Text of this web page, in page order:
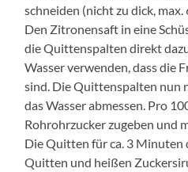
schneiden (nicht zu dick,
Den Zitronensaft in eine
die Quittenspalten direkt
Wasser verwenden, dass die
sind. Die Quittenspalten nun
das Wasser abmessen. Pro
Rohrohrzucker zugeben und
Die Quitten für ca. 3 Minuten
Quitten und heißen